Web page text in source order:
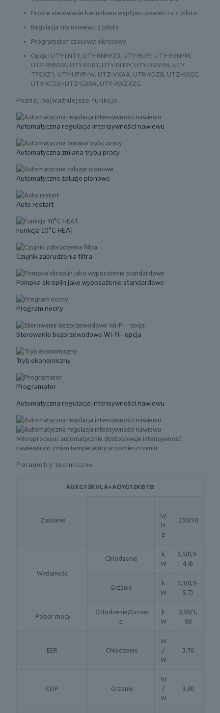
Proste sterowanie kierunkiem wypływu powietrza z pilota
Regulacja siły nawiewu z pilota
Programator czasowy: okresowy
Opcje: UTY-LNTY, UTY-RNRYZ3, UTY-RLRY, UTY-RVNYM,
UTY-RNNYM, UTY-RSRY, UTY-RHRY, UTY-RSNYM, UTY-
TFSXZ1, UTY-UFYF-W, UTZ-VXAA, UTR-YDZB, UTZ-KXGC,
UTY-XCSX+UTZ-GXRA, UTY-XWZXZG
Poznaj najważniejsze funkcje
Automatyczna regulacja intensywności nawiewu
Automatyczna zmiana trybu pracy
Automatyczne żaluzje pionowe
Auto restart
Funkcja 10°C HEAT
Czujnik zabrudzenia filtra
Pompka skroplin jako wyposażenie standardowe
Program nocny
Sterowanie bezprzewodowe Wi-Fi - opcja
Tryb ekonomiczny
Programator
Automatyczna regulacja intensywności nawiewu
Mikroprocesor automatycznie dostosowuje intensywność
nawiewu do zmian temperatury w pomieszczeniu.
Parametry techniczne
AUXG12KVLA+AOYG12KBTB
Zasilanie
V/
H
z
230/50
Wydajność
Chłodzenie
k
W
3,5(0,9-
4,4)
Grzanie
k
W
4,1(0,9-
5,7)
Pobór mocy
Chłodzenie/Grzani
e
k
W
0,93/1,
08
EER Chłodzenie
W
/
W
3,76
COP Grzanie
W
/
W
3,80